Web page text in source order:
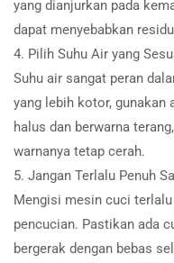
yang dianjurkan pada
dapat menyebabkan
4. Pilih Suhu Air yang
Suhu air sangat peran
yang lebih kotor, gunakan
halus dan berwarna
warnanya tetap cerah.
5. Jangan Terlalu Penuh
Mengisi mesin cuci
pencucian. Pastikan ada
bergerak dengan bebas